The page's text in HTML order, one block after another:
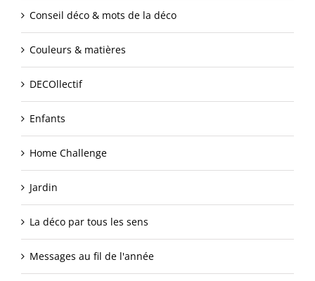
Conseil déco & mots de la déco
Couleurs & matières
DECOllectif
Enfants
Home Challenge
Jardin
La déco par tous les sens
Messages au fil de l'année